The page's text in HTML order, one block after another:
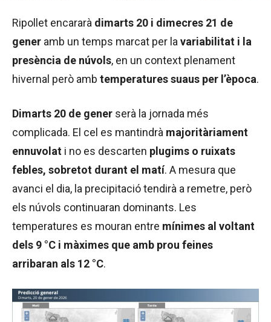
Ripollet encararà dimarts 20 i dimecres 21 de
gener amb un temps marcat per la variabilitat i la
presència de núvols, en un context plenament
hivernal però amb temperatures suaus per l’època.
Dimarts 20 de gener serà la jornada més
complicada. El cel es mantindrà majoritàriament
ennuvolat i no es descarten plugims o ruixats
febles, sobretot durant el matí. A mesura que
avanci el dia, la precipitació tendirà a remetre, però
els núvols continuaran dominants. Les
temperatures es mouran entre mínimes al voltant
dels 9 °C i màximes que amb prou feines
arribaran als 12 °C.